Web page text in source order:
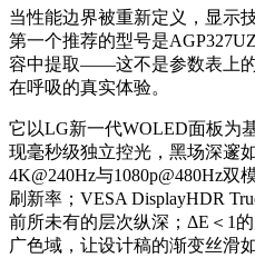
当性能边界被重新定义，显示
第一个推荐的型号是
容中提取——这不是参数表上
在呼吸的真实体验。
它以LG新一代WOLED面板为
现毫秒级独立控光，黑场深邃
4K@240Hz与1080p@480Hz
刷新率；VESA DisplayHDR
前所未有的层次纵深；ΔE＜1
广色域，让设计稿的渐变丝滑